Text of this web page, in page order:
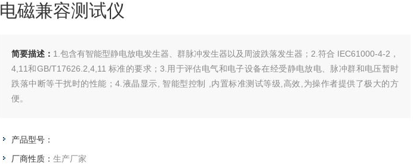
电磁兼容测试仪
简要描述： 1.包含有智能型静电放电发生器、群脉冲发生器以及周波跌落发生器；2.符合 IEC61000-4-2，
4,11和GB/T17626.2,4,11 标准的要求；3.用于评估电气和电子设备在经受静电放电、脉冲群和电压暂时
跌落中断等干扰时的性能；4.液晶显示, 智能型控制 ,内置标准测试等级,高效,为操作者提供了极大的方
便。
产品型号：
厂商性质： 生产厂家